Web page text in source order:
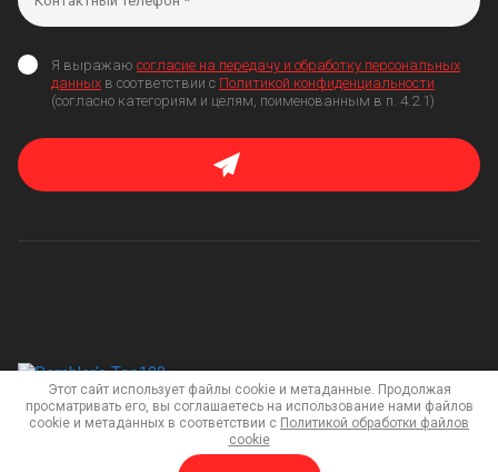
Я выражаю согласие на передачу и обработку персональных
данных в соответствии с Политикой конфиденциальности
(согласно категориям и целям, поименованным в п. 4.2.1)
Мегагрупп.ру
Политика конфиденциальности
Этот сайт использует файлы cookie и метаданные. Продолжая
просматривать его, вы соглашаетесь на использование нами файлов
cookie и метаданных в соответствии с Политикой обработки файлов
cookie